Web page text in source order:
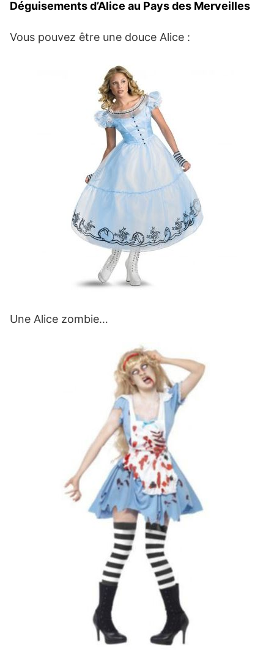
Déguisements d’Alice au Pays des Merveilles
Vous pouvez être une douce Alice :
Une Alice zombie…